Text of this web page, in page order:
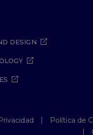
DESIGN
Política de